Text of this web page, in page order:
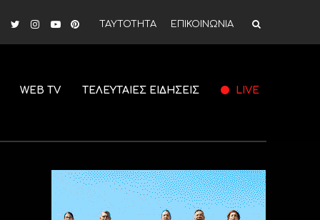
ΤΑΥΤΟΤΗΤΑ ΕΠΙΚΟΙΝΩΝΙΑ
WEB TV ΤΕΛΕΥΤΑΙΕΣ ΕΙΔΗΣΕΙΣ LIVE